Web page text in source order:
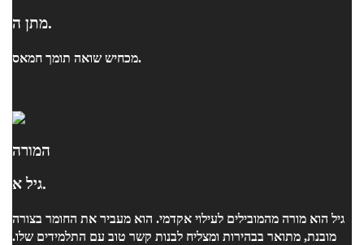
מתן ה.
מכחיש שואה תומך חמאס.
המורה
גיל א.
גיל הוא מורה מהמובילים לעילוי אקדמי. הוא מעביר את החומר בצורה
מובנת, מתואר בבהירות ומצליח לבנות קשר טוב עם התלמידים שלו.